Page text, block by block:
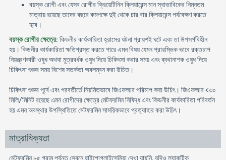
বয়স্ক রোগী এবং যেসব রোগীর ক্রিয়েটিনিন ক্লিয়ারেন্স মান স্বাভাবিকের নিম্নতম
মাত্রায় রয়েছে তাদের বছরে কমপক্ষে দুই থেকে চার বার ক্লিয়ারেন্স পর্যবেক্ষণ করতে
হবে।
বয়স্ক রোগীর ক্ষেত্রে: কিডনীর কার্যকারিতা হ্রাসের ঘটনা প্রায়শই ঘটে এবং তা উপসর্গবিহীন
হয়। কিডনীর কার্যকারিতা ক্ষতিগ্রস্ত করতে পারে এমন বিষয় যেমন প্রারম্ভিক ভাবে রক্তচাপ
নিয়ন্ত্রণকারী ওষুধ অথবা মুত্রবর্ধক ওষুধ দিয়ে চিকিৎসা করার সময় এবং ব্যথানাশক ওষুধ দিয়ে
চিকিৎসা শুরুর সময় বিশেষ সতর্কতা অবলম্বন করা উচিত।
চিকিৎসা শুরুর পূর্বে এবং পরবর্তীর্তে নিয়মিতভাবে জিএফআর পরিমাপ করা উচিৎ। জিএফআর <৩০
মিলি/মিনিট রয়েছে এমন রোগীদের ক্ষেত্রে মেটফরমিন নিষিদ্ধ এবং কিডনীর কার্যকারিতা পরিবর্তন
হয় এমন অবস্থার উপস্থিতিতে মেটফরমিন সাময়িকভাবে প্রত্যাহার করা উচিৎ।
মাত্রাধিক্যতা
মেটফরমিন ৮৫ গ্রাম পর্যন্ত সেবনে হাইপোগ্লাইসেমিয়া দেখা যায়নি, যদিও ল্যাকটিক